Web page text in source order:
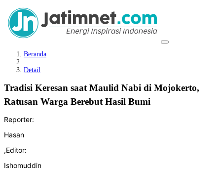
Beranda
Detail
Tradisi Keresan saat Maulid Nabi di Mojokerto,
Ratusan Warga Berebut Hasil Bumi
Reporter:
Hasan
,Editor:
Ishomuddin